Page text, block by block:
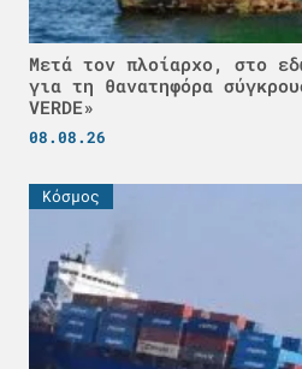
Μετά τον πλοίαρχο, στο
για τη θανατηφόρα
VERDE»
08.08.26
Κόσμος